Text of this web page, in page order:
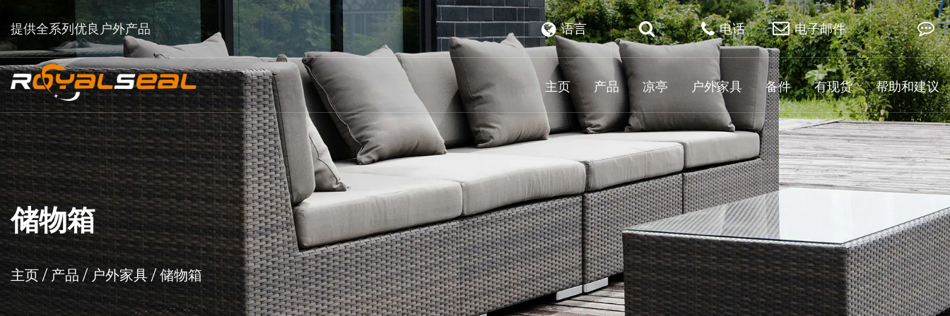
提供全系列优良户外产品 语言 电话 电子邮件
主页 产品 凉亭 户外家具 备件 有现货 帮助和建议
储物箱
主页/ 产品 /户外家具/储物箱